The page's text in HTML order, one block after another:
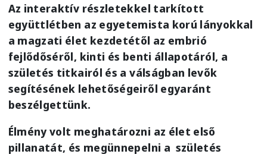
Az interaktív részletekkel tarkított
együttlétben az egyetemista korú lányokkal
a magzati élet kezdetétől az embrió
fejlődőséről, kinti és benti állapotáról, a
születés titkairól és a válságban levők
segítésének lehetőségeiről egyaránt
beszélgettünk.
Élmény volt meghatározni az élet első
pillanatát, és megünnepelni a születés